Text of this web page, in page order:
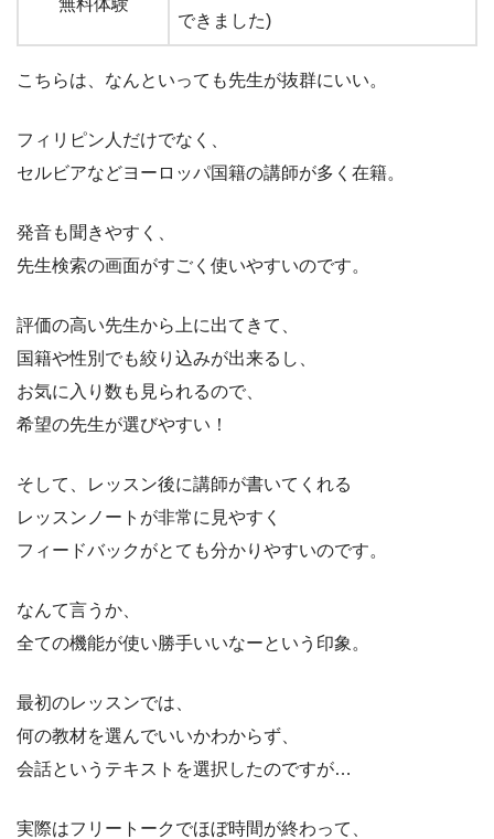
できました)
こちらは、なんといっても先生が抜群にいい。
フィリピン人だけでなく、
セルビアなどヨーロッパ国籍の講師が多く在籍。
発音も聞きやすく、
先生検索の画面がすごく使いやすいのです。
評価の高い先生から上に出てきて、
国籍や性別でも絞り込みが出来るし、
お気に入り数も見られるので、
希望の先生が選びやすい！
そして、レッスン後に講師が書いてくれる
レッスンノートが非常に見やすく
フィードバックがとても分かりやすいのです。
なんて言うか、
全ての機能が使い勝手いいなーという印象。
最初のレッスンでは、
何の教材を選んでいいかわからず、
会話というテキストを選択したのですが…
実際はフリートークでほぼ時間が終わって、